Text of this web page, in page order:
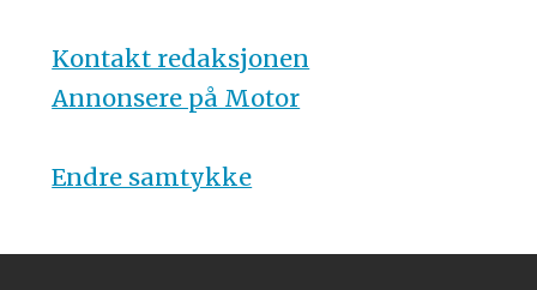
Kontakt redaksjonen
Annonsere på Motor
Endre samtykke